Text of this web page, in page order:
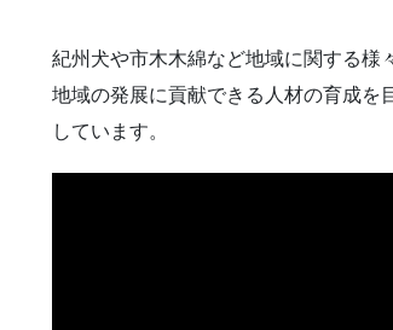
紀州犬や市木木綿など地域に関する様
地域の発展に貢献できる人材の育成を
しています。